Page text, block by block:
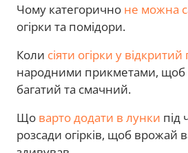
Чому категорично не можна
огірки та помідори.
Коли сіяти огірки у відкритий
народними прикметами, щоб
багатий та смачний.
Що варто додати в лунки під
розсади огірків, щоб врожай